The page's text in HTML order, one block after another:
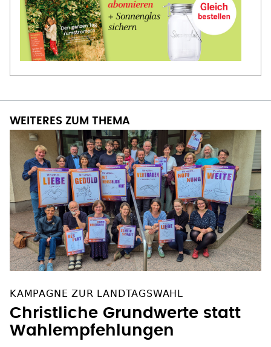
WEITERES ZUM THEMA
KAMPAGNE ZUR LANDTAGSWAHL
Christliche Grundwerte statt
Wahlempfehlungen